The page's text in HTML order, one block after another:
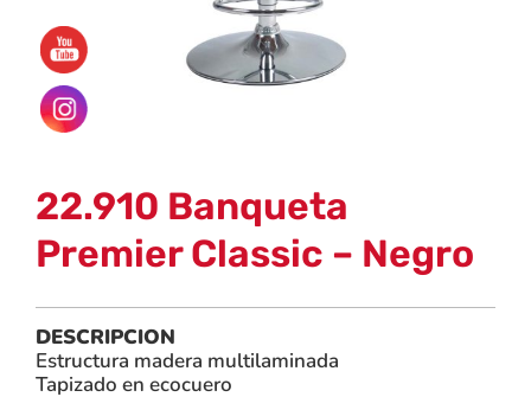
22.910 Banqueta
Premier Classic – Negro
DESCRIPCION
Estructura madera multilaminada
Tapizado en ecocuero